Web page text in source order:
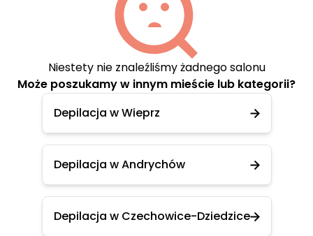
Niestety nie znaleźliśmy żadnego salonu
Może poszukamy w innym mieście lub kategorii?
Depilacja w Wieprz
Depilacja w Andrychów
Depilacja w Czechowice-Dziedzice